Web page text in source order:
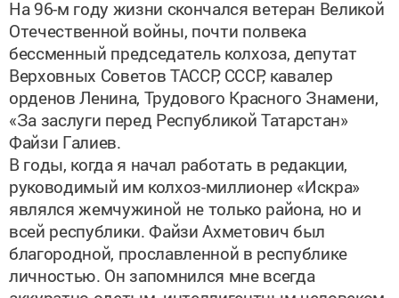
Отечественной войны, почти полвека
бессменный председатель колхоза, депутат
Верховных Советов ТАССР, СССР, кавалер
орденов Ленина, Трудового Красного Знамени,
«За заслуги перед Республикой Татарстан»
Файзи Галиев.
В годы, когда я начал работать в редакции,
руководимый им колхоз-миллионер «Искра»
являлся жемчужиной не только района, но и
всей республики. Файзи Ахметович был
благородной, прославленной в республике
личностью. Он запомнился мне всегда
аккуратно одетым, интеллигентным человеком.